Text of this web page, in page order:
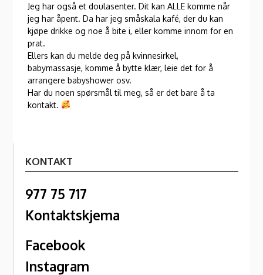
Jeg har også et doulasenter. Dit kan ALLE komme når
jeg har åpent. Da har jeg småskala kafé, der du kan
kjøpe drikke og noe å bite i, eller komme innom for en
prat.
Ellers kan du melde deg på kvinnesirkel,
babymassasje, komme å bytte klær, leie det for å
arrangere babyshower osv.
Har du noen spørsmål til meg, så er det bare å ta
kontakt.
KONTAKT
977 75 717
Kontaktskjema
Facebook
Instagram